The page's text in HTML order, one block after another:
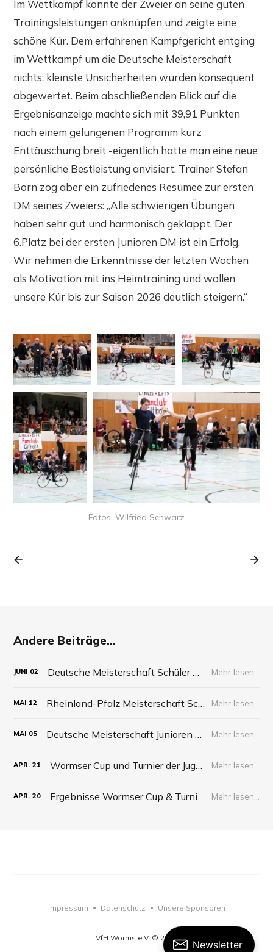
Im Wettkampf konnte der Zweier an seine guten
Trainingsleistungen anknüpfen und zeigte eine
schöne Kür. Dem erfahrenen Kampfgericht entging
im Wettkampf um die Deutsche Meisterschaft
nichts; kleinste Unsicherheiten wurden konsequent
abgewertet. Beim abschließenden Blick auf die
Ergebnisanzeige machte sich mit 39,91 Punkten
nach einem gelungenen Programm kurz
Enttäuschung breit -eigentlich hatte man eine neue
persönliche Bestleistung anvisiert. Trainer Stefan
Born zog aber ein zufriedenes Resümee zur ersten
DM seines Zweiers: „Alle schwierigen Übungen
haben sehr gut und harmonisch geklappt. Der
6.Platz bei der ersten Junioren DM ist ein Erfolg.
Wir nehmen die Erkenntnisse der letzten Wochen
als Motivation mit ins Heimtraining und wollen
unsere Kür bis zur Saison 2026 deutlich steigern.“
Fotos: Wilfried Schwarz
Andere Beiträge...
JUNI 02 Mehr lesen...
MAI 12 Mehr lesen...
MAI 05 Mehr lesen...
APR. 21 Mehr lesen...
APR. 20 Mehr lesen...
VfH Worms e.V. © 2026
Impressum • Datenschutz • Unsere Sponsoren